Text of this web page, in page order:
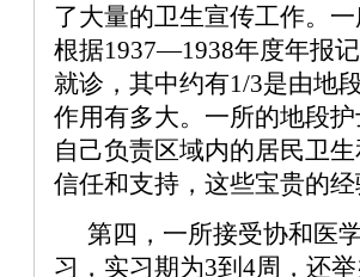
了大量的卫生宣传工作。
根据1937—1938年度年报
就诊，其中约有1/3是由地
作用有多大。一所的地段
自己负责区域内的居民卫
信任和支持，这些宝贵的
第四，一所接受协和医
习，实习期为3到4周，还